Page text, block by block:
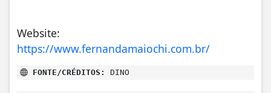
Website:
https://www.fernandamaiochi.com.br/
FONTE/CRÉDITOS: DINO